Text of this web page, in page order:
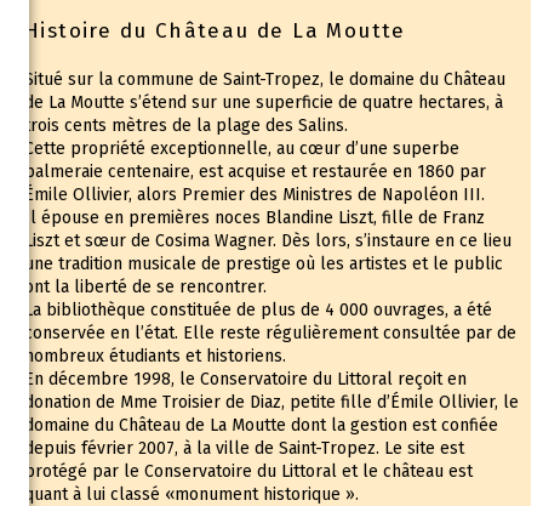
Histoire du Château de La Moutte
Situé sur la commune de Saint-Tropez, le domaine du Château
de La Moutte s’étend sur une superficie de quatre hectares, à
trois cents mètres de la plage des Salins.
Cette propriété exceptionnelle, au cœur d’une superbe
palmeraie centenaire, est acquise et restaurée en 1860 par
Émile Ollivier, alors Premier des Ministres de Napoléon III.
Il épouse en premières noces Blandine Liszt, fille de Franz
Liszt et sœur de Cosima Wagner. Dès lors, s’instaure en ce lieu
une tradition musicale de prestige où les artistes et le public
ont la liberté de se rencontrer.
La bibliothèque constituée de plus de 4 000 ouvrages, a été
conservée en l’état. Elle reste régulièrement consultée par de
nombreux étudiants et historiens.
En décembre 1998, le Conservatoire du Littoral reçoit en
donation de Mme Troisier de Diaz, petite fille d’Émile Ollivier, le
domaine du Château de La Moutte dont la gestion est confiée
depuis février 2007, à la ville de Saint-Tropez. Le site est
protégé par le Conservatoire du Littoral et le château est
quant à lui classé «monument historique ».